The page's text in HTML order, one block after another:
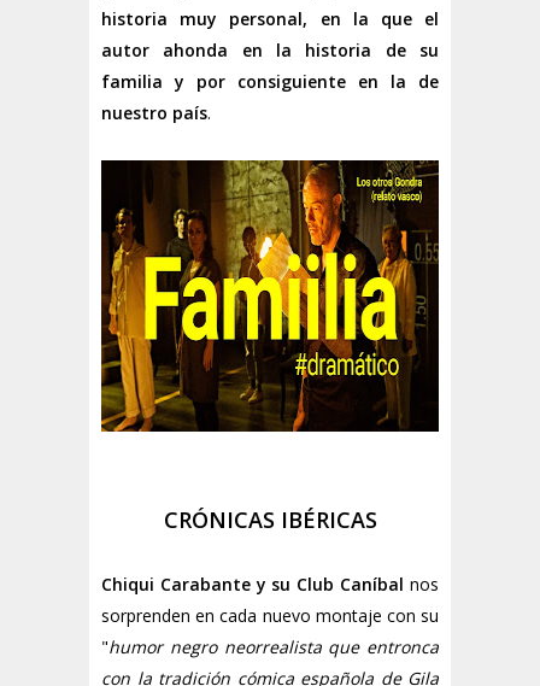
historia muy personal, en la que el
autor ahonda en la historia de su
familia y por consiguiente en la de
nuestro país.
CRÓNICAS IBÉRICAS
Chiqui Carabante y su Club Caníbal nos
sorprenden en cada nuevo montaje con su
"humor negro neorrealista que entronca
con la tradición cómica española de Gila